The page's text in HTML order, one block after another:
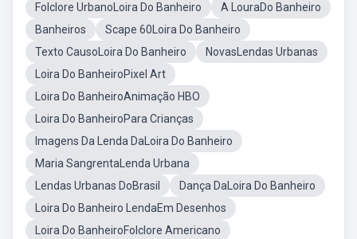
Folclore UrbanoLoira Do Banheiro
A LouraDo Banheiro
Banheiros
Scape 60Loira Do Banheiro
Texto CausoLoira Do Banheiro
NovasLendas Urbanas
Loira Do BanheiroPixel Art
Loira Do BanheiroAnimação HBO
Loira Do BanheiroPara Crianças
Imagens Da Lenda DaLoira Do Banheiro
Maria SangrentaLenda Urbana
Lendas Urbanas DoBrasil
Dança DaLoira Do Banheiro
Loira Do Banheiro LendaEm Desenhos
Loira Do BanheiroFolclore Americano